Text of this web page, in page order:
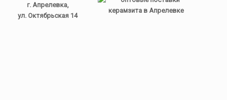
г. Апрелевка,
ул. Октябрьская 14